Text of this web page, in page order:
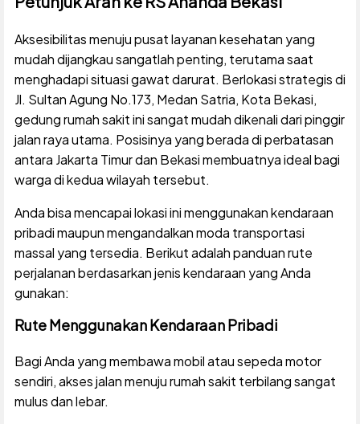
Aksesibilitas menuju pusat layanan kesehatan yang
mudah dijangkau sangatlah penting, terutama saat
menghadapi situasi gawat darurat. Berlokasi strategis di
Jl. Sultan Agung No.173, Medan Satria, Kota Bekasi,
gedung rumah sakit ini sangat mudah dikenali dari pinggir
jalan raya utama. Posisinya yang berada di perbatasan
antara Jakarta Timur dan Bekasi membuatnya ideal bagi
warga di kedua wilayah tersebut.
Anda bisa mencapai lokasi ini menggunakan kendaraan
pribadi maupun mengandalkan moda transportasi
massal yang tersedia. Berikut adalah panduan rute
perjalanan berdasarkan jenis kendaraan yang Anda
gunakan:
Rute Menggunakan Kendaraan Pribadi
Bagi Anda yang membawa mobil atau sepeda motor
sendiri, akses jalan menuju rumah sakit terbilang sangat
mulus dan lebar.